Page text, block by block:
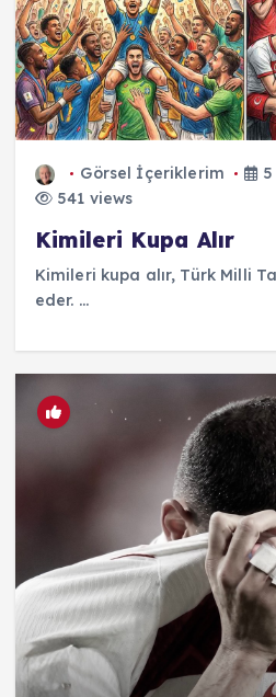
Görsel İçeriklerim
541 views
Kimileri Kupa Alır
Kimileri kupa alır, Türk Milli
eder. ...